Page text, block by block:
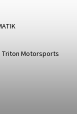
Motorsports